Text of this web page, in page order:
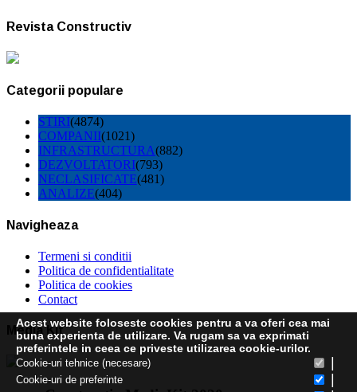
Revista Constructiv
Categorii populare
STIRI(4874)
COMPANII(1021)
INFRASTRUCTURA(882)
DEZVOLTATORI(793)
NECLASIFICATE(481)
ANALIZE(404)
Navigheaza
Termeni si conditii
Politica de confidentialitate
Politica de cookies
Contact
Media Kit
Acest website foloseste cookies pentru a va oferi cea mai
buna experienta de utilizare. Va rugam sa va exprimati
preferintele in ceea ce priveste utilizarea cookie-urilor.
Cookie-uri tehnice (necesare)
Cookie-uri de preferinte